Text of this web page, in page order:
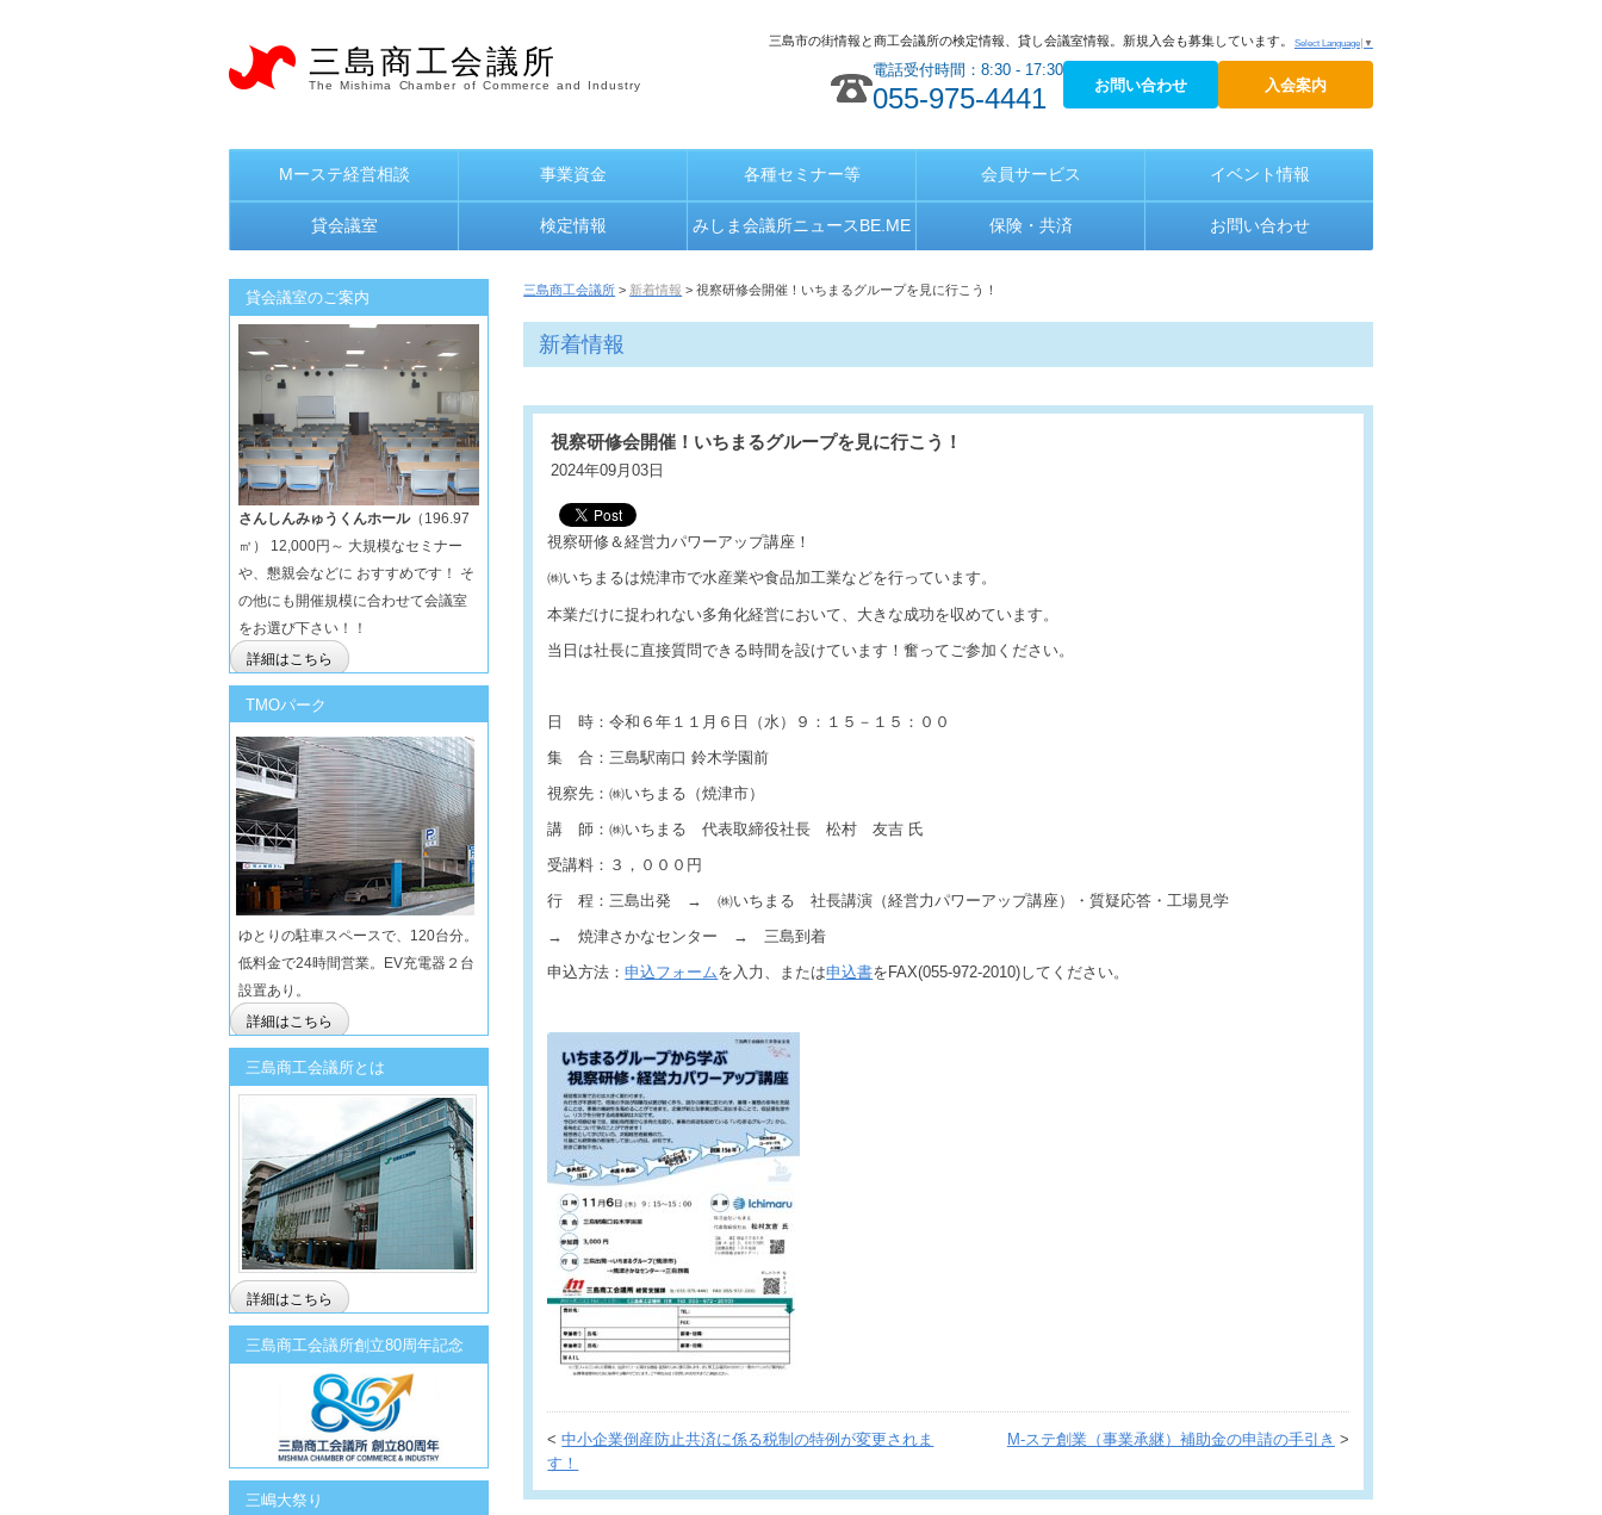
三島商工会議所
The Mishima Chamber of Commerce and Industry
Select Language ▼
三島市の街情報と商工会議所の検定情報、貸し会議室情報。新規入会も募集しています。
電話受付時間：8:30 - 17:30
055-975-4441 お問い合わせ 入会案内
Mーステ経営相談 事業資金 各種セミナー等 会員サービス イベント情報
貸会議室 検定情報 みしま会議所ニュースBE.ME 保険・共済 お問い合わせ
三島商工会議所 > 新着情報 > 視察研修会開催！いちまるグループを見に行こう！
新着情報
視察研修会開催！いちまるグループを見に行こう！
2024年09月03日
視察研修＆経営力パワーアップ講座！
㈱いちまるは焼津市で水産業や食品加工業などを行っています。
本業だけに捉われない多角化経営において、大きな成功を収めています。
当日は社長に直接質問できる時間を設けています！奮ってご参加ください。
日 時：令和６年１１月６日（水）９：１５－１５：００
集 合：三島駅南口 鈴木学園前
視察先：㈱いちまる（焼津市）
講 師：㈱いちまる 代表取締役社長 松村 友吉 氏
受講料：３，０００円
行 程：三島出発 → ㈱いちまる 社長講演（経営力パワーアップ講座）・質疑応答・工場見学
→ 焼津さかなセンター → 三島到着
申込方法：申込フォームを入力、または申込書をFAX(055-972-2010)してください。
<中小企業倒産防止共済に係る税制の特例が変更されま
す！
M-ステ創業（事業承継）補助金の申請の手引き >
貸会議室のご案内
さんしんみゅうくんホール（196.97
㎡） 12,000円～ 大規模なセミナー
や、懇親会などに おすすめです！ そ
の他にも開催規模に合わせて会議室
をお選び下さい！！
詳細はこちら
TMOパーク
ゆとりの駐車スペースで、120台分。
低料金で24時間営業。EV充電器２台
設置あり。
詳細はこちら
三島商工会議所とは
詳細はこちら
三島商工会議所創立80周年記念
三嶋大祭り